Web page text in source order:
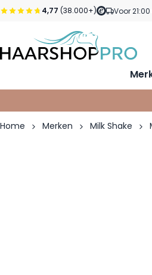
Ga naar de inhoud
4,77 (38.000+) Voor
Home Merken Milk Shake